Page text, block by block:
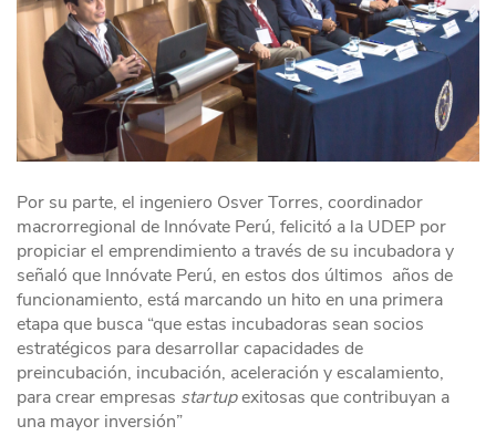
Por su parte, el ingeniero Osver Torres, coordinador
macrorregional de Innóvate Perú, felicitó a la UDEP por
propiciar el emprendimiento a través de su incubadora y
señaló que Innóvate Perú, en estos dos últimos años de
funcionamiento, está marcando un hito en una primera
etapa que busca “que estas incubadoras sean socios
estratégicos para desarrollar capacidades de
preincubación, incubación, aceleración y escalamiento,
para crear empresas startupexitosas que contribuyan a
una mayor inversión”